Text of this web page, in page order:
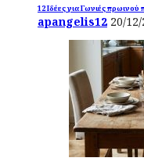
12 Ιδέες για Γωνιές
apangelis12 20/